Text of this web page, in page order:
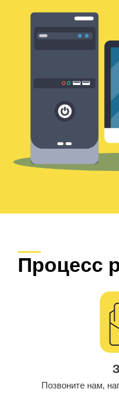
Процесс
Позвоните нам,